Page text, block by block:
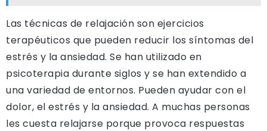
Las técnicas de relajación son ejercicios
terapéuticos que pueden reducir los síntomas del
estrés y la ansiedad. Se han utilizado en
psicoterapia durante siglos y se han extendido a
una variedad de entornos. Pueden ayudar con el
dolor, el estrés y la ansiedad. A muchas personas
les cuesta relajarse porque provoca respuestas